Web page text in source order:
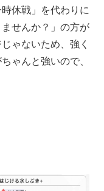
休戦」を代わりに
せんか？」の方が
ゃないため、強く
ゃんと強いので、